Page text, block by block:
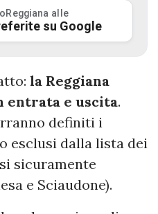
alle
su Google
la Reggiana
entrata e uscita.
definiti i
esclusi dalla lista dei
sicuramente
e Sciaudone).